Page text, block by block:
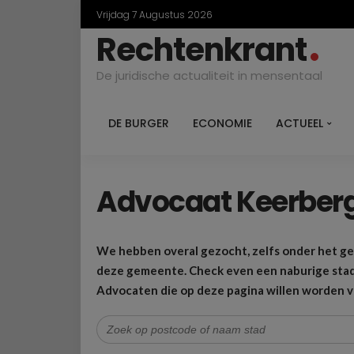
Vrijdag 7 Augustus 2026
Rechtenkrant
De juridische actualiteit in mensentaal
DE BURGER ECONOMIE ACTUEEL
Advocaat
We hebben overal gezocht, zelfs onder het
deze gemeente. Check even een naburige
Advocaten die op deze pagina willen worden
Zoek
naar: